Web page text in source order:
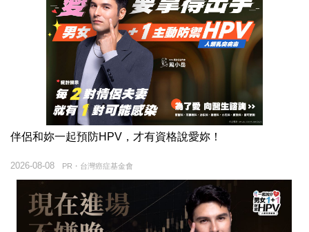
伴侶和妳一起預防HPV，才有資格說愛妳！
PR・台灣癌症基金會
2026-08-08